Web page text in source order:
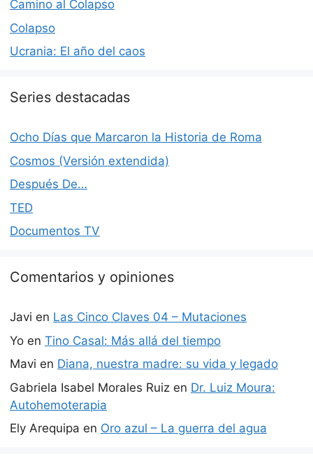
Camino al Colapso
Colapso
Ucrania: El año del caos
Series destacadas
Ocho Días que Marcaron la Historia de Roma
Cosmos (Versión extendida)
Después De…
TED
Documentos TV
Comentarios y opiniones
Javi en Las Cinco Claves 04 – Mutaciones
Yo en Tino Casal: Más allá del tiempo
Mavi en Diana, nuestra madre: su vida y legado
Gabriela Isabel Morales Ruiz en Dr. Luiz Moura:
Autohemoterapia
Ely Arequipa en Oro azul – La guerra del agua